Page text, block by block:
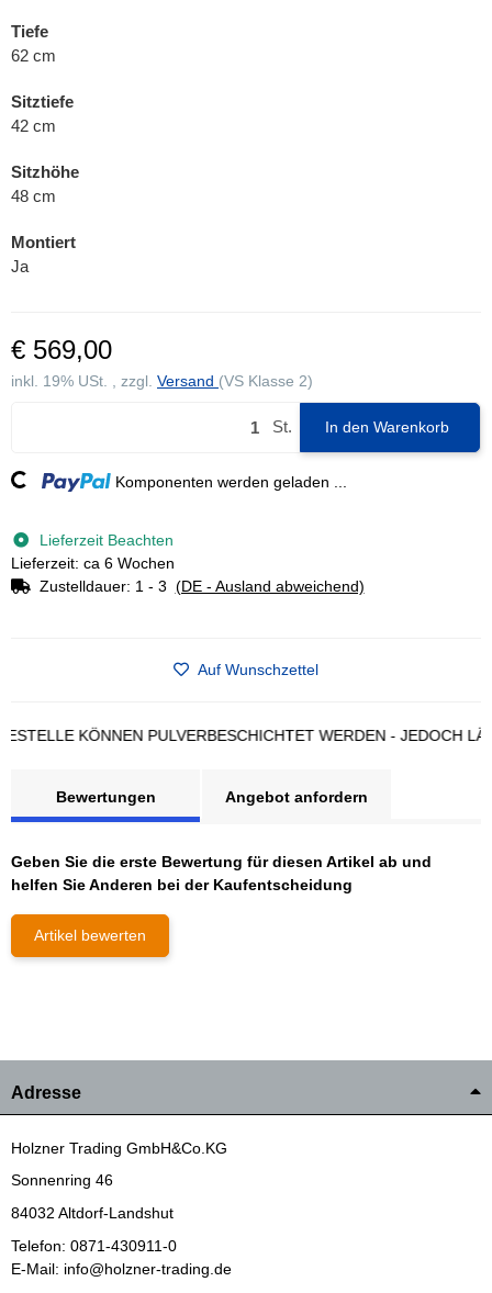
Tiefe
62 cm
Sitztiefe
42 cm
Sitzhöhe
48 cm
Montiert
Ja
€ 569,00
inkl. 19% USt. , zzgl. Versand (VS Klasse 2)
St. In den Warenkorb
Komponenten werden geladen ...
Lieferzeit Beachten
Lieferzeit: ca 6 Wochen
Zustelldauer: 1 - 3 (DE - Ausland abweichend)
Auf Wunschzettel
KÖNNEN PULVERBESCHICHTET WERDEN - JEDOCH
Bewertungen Angebot anfordern
Geben Sie die erste Bewertung für diesen Artikel ab und
helfen Sie Anderen bei der Kaufentscheidung
Artikel bewerten
Adresse
Holzner Trading GmbH&Co.KG
Sonnenring 46
84032 Altdorf-Landshut
Telefon: 0871-430911-0
E-Mail: info@holzner-trading.de